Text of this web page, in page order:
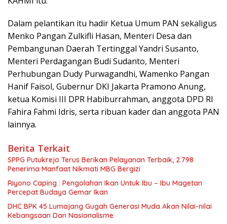
Dalam pelantikan itu hadir Ketua Umum PAN sekaligus
Menko Pangan Zulkifli Hasan, Menteri Desa dan
Pembangunan Daerah Tertinggal Yandri Susanto,
Menteri Perdagangan Budi Sudanto, Menteri
Perhubungan Dudy Purwagandhi, Wamenko Pangan
Hanif Faisol, Gubernur DKI Jakarta Pramono Anung,
ketua Komisi III DPR Habiburrahman, anggota DPD RI
Fahira Fahmi Idris, serta ribuan kader dan anggota PAN
lainnya.
Berita Terkait
SPPG Putukrejo Terus Berikan Pelayanan Terbaik, 2.798
Penerima Manfaat Nikmati MBG Bergizi
Riyono Caping : Pengolahan Ikan Untuk Ibu – Ibu Magetan
Percepat Budaya Gemar Ikan
DHC BPK 45 Lumajang Gugah Generasi Muda Akan Nilai-nilai
Kebangsaan Dan Nasionalisme